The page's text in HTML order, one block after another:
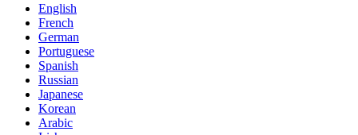
English
French
German
Portuguese
Spanish
Russian
Japanese
Korean
Arabic